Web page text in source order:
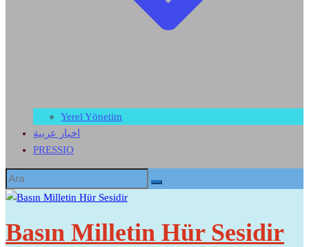
Yerel Yönetim
اخبار عربية
PRESSIO
Basın Milletin Hür Sesidir